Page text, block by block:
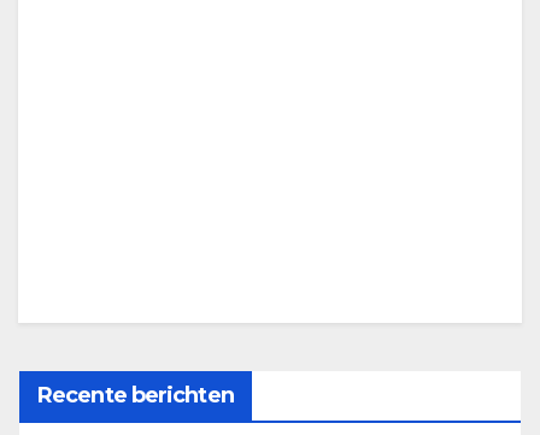
Recente berichten